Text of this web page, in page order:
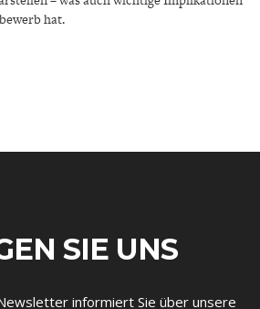
hat.
SIE UNS
informiert Sie über unsere